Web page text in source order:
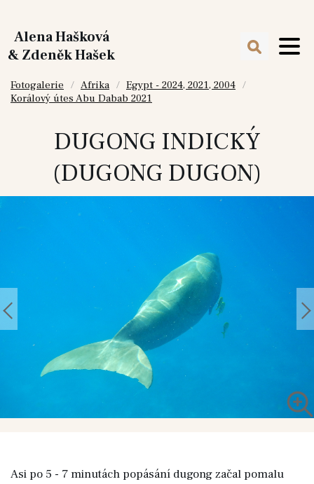
Alena Hašková
& Zdeněk Hašek
Fotogalerie Afrika
Egypt - 2024, 2021, 2004
Korálový útes Abu Dabab 2021
DUGONG INDICKÝ
(DUGONG DUGON)
Asi po 5 - 7 minutách popásání dugong začal pomalu